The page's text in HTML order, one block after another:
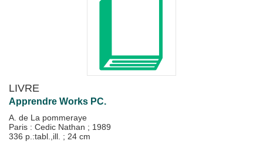
LIVRE
Apprendre Works PC.
A. de La pommeraye
Paris : Cedic Nathan ; 1989
336 p.:tabl.,ill. ; 24 cm